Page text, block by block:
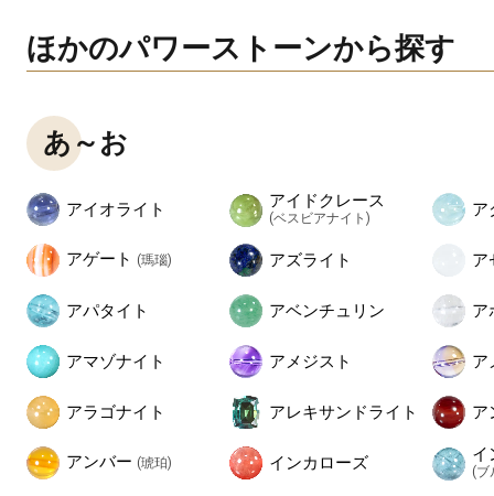
ほかのパワーストーンから探す
あ～お
アイオライト アイドクレース
(ベスビアナイト) ア
アゲート (瑪瑙) アズライト ア
アパタイト アベンチュリン ア
アマゾナイト アメジスト ア
アラゴナイト アレキサンドライト ア
アンバー (琥珀) インカローズ イ
(ブ